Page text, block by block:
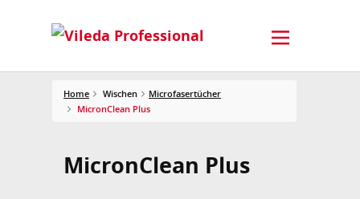
Home Wischen
Microfasertücher
MicronClean Plus
MicronClean Plus